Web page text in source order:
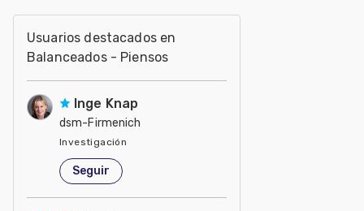
Usuarios destacados en
Balanceados - Piensos
Inge Knap
dsm-Firmenich
Investigación
Estados Unidos de América
Seguir